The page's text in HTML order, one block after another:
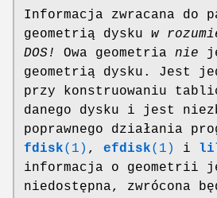
Informacja zwracana do
geometrią dysku w
DOS!
Owa geometria nie
geometrią dysku. Jest
przy konstruowaniu
danego dysku i jest
poprawnego działania
fdisk(1) , efdisk(1) i
informacja o geometrii
niedostępna, zwrócona